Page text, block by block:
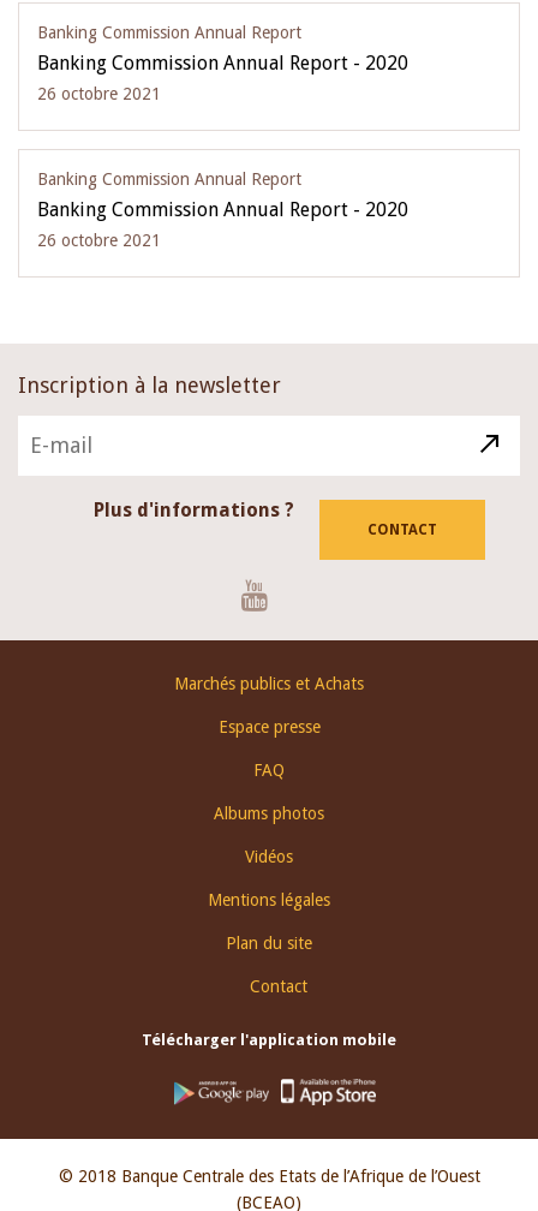
Banking Commission Annual Report
Banking Commission Annual Report - 2020
26 octobre 2021
Banking Commission Annual Report
Banking Commission Annual Report - 2020
26 octobre 2021
Inscription à la newsletter
Plus d'informations ?
CONTACT
Marchés publics et Achats
Espace presse
FAQ
Albums photos
Vidéos
Mentions légales
Plan du site
Contact
Télécharger l'application mobile
© 2018 Banque Centrale des Etats de l’Afrique de l’Ouest
(BCEAO)